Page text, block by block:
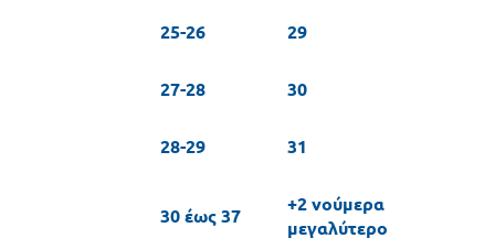
25-26 29
27-28 30
28-29 31
30 έως 37
+2 νούμερα
μεγαλύτερο